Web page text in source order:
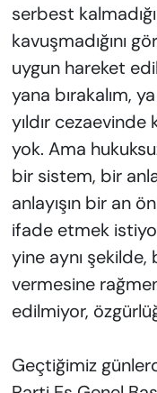
serbest
kavuşmadığını
uygun hareket
yana bırakalım,
yıldır
yok. Ama
bir sistem, bir
anlayışın bir an
ifade etmek
yine aynı şekilde,
vermesine
edilmiyor,
Geçtiğimiz